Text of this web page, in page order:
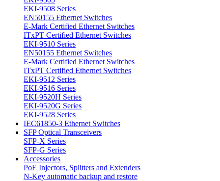
EKI-9508 Series
EN50155 Ethernet Switches
E-Mark Certified Ethernet Switches
ITxPT Certified Ethernet Switches
EKI-9510 Series
EN50155 Ethernet Switches
E-Mark Certified Ethernet Switches
ITxPT Certified Ethernet Switches
EKI-9512 Series
EKI-9516 Series
EKI-9520H Series
EKI-9520G Series
EKI-9528 Series
IEC61850-3 Ethernet Switches
SFP Optical Transceivers
SFP-X Series
SFP-G Series
Accessories
PoE Injectors, Splitters and Extenders
N-Key automatic backup and restore